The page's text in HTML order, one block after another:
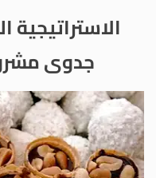
جدوى